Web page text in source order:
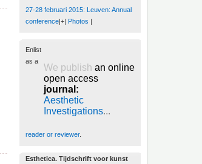
27-28 februari 2015: Leuven: Annual
conference|+| Photos |
We publish an online
open access
journal:
Aesthetic
Investigations...
Enlist
as a
reader or reviewer.
Esthetica. Tijdschrift voor kunst